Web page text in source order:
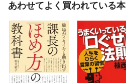
あわせてよく買われている本